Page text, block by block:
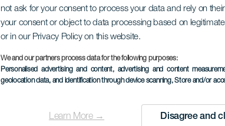
not ask for your consent to process your data and rely on
your consent or object to data processing based on
or in our Privacy Policy on this website.
We and our partners process data for the following purposes:
Personalised advertising and content, advertising and content
geolocation data, and identification through device scanning, Store and/or
Learn More → Disagree and